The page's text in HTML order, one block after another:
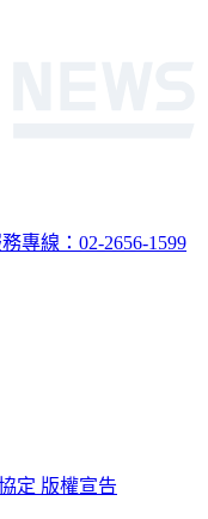
專線：02-2656-1599
定 版權宣告